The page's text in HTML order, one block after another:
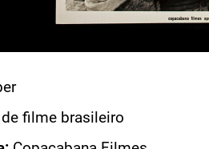
filme brasileiro